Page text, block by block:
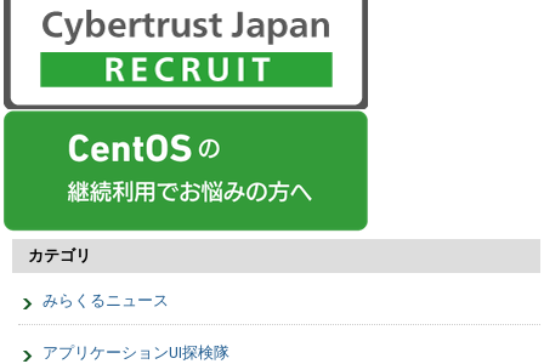
カテゴリ
みらくるニュース
アプリケーションUI探検隊